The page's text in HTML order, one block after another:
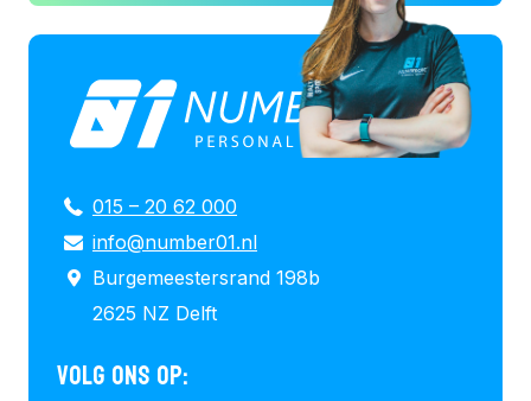
015 – 20 62 000
info@number01.nl
Burgemeestersrand 198b
2625 NZ Delft
VOLG ONS OP: